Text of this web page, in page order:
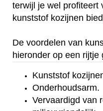
terwijl je wel profiteert
kunststof kozijnen
De voordelen van
hieronder op een rijtje
Kunststof
Onderhoudsarm.
Vervaardigd van